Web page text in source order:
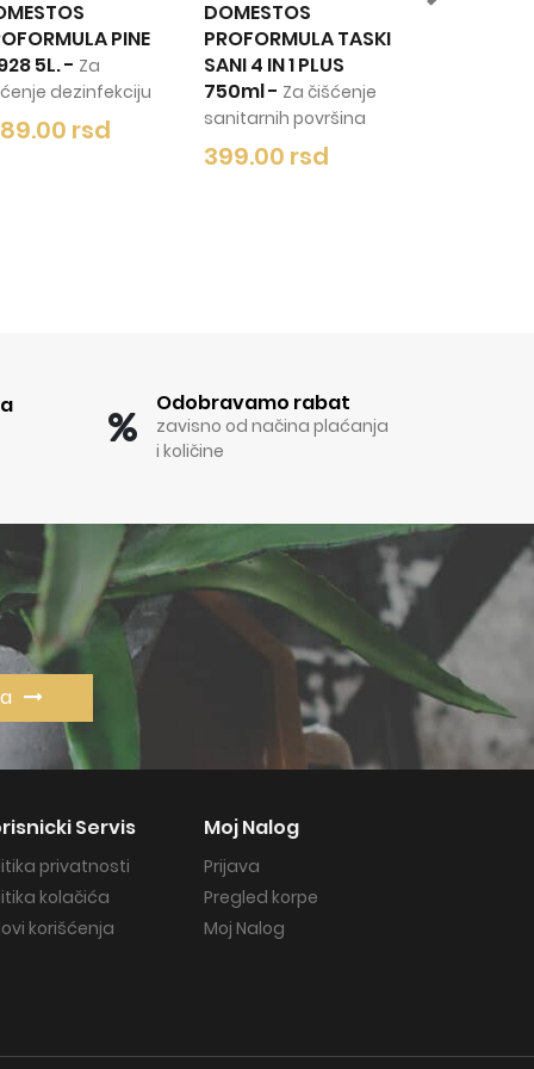
DOMESTOS
PROFORMULA TASKI
SANI 4 IN 1 PLUS
750ml-Za čišćenje
sanitarnih površina
VILEDA
MULTIPURPOSE
RUKAVICE L crvene
330.00 rsd
Odobravamo rabat
zavisno od načina plaćanja
i količine
Servis
privatnosti
kolačića
korišćenja
Moj Nalog
Prijava
Pregled korpe
Moj Nalog